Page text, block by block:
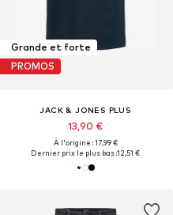
Grande et forte
PROMOS
JACK & JONES PLUS
13,90 €
À l'origine : 17,99 €
Dernier prix le plus bas :12,51 €